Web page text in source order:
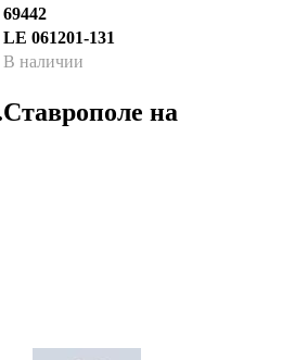
69442
LE 061201-131
В наличии
на